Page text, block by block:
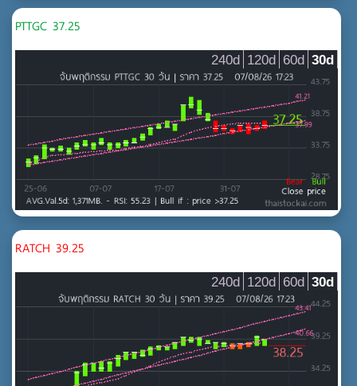
PTTGC 37.25
30d
60d
120d
240d
RATCH 39.25
30d
60d
120d
240d